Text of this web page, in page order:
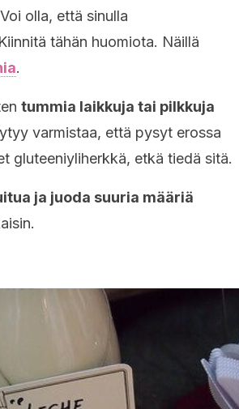
Voi olla, että sinulla
Kiinnitä tähän huomiota. Näillä
.
tummia laikkuja tai pilkkuja
varmistaa, että pysyt erossa
gluteeniyliherkkä, etkä tiedä sitä.
ja juoda suuria määriä